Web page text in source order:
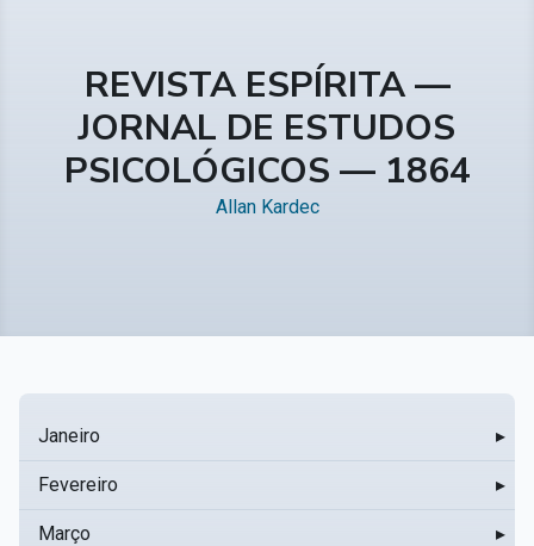
REVISTA ESPÍRITA —
JORNAL DE ESTUDOS
PSICOLÓGICOS — 1864
Allan Kardec
Janeiro ▸
Fevereiro ▸
Março ▸